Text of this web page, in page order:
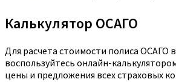
Калькулятор ОСАГО
Для расчета стоимости полиса ОСАГО
воспользуйтесь онлайн-
цены и предложения всех страховых